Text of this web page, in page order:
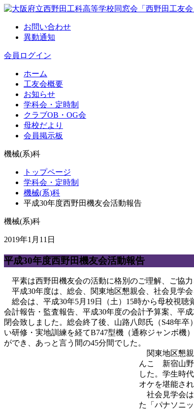
お問い合わせ
異動通知
会員ログイン
ホーム
工友会概要
お知らせ
学科会・定時制
クラブOB・OG会
母校だより
会員掲示板
機械(系)科
トップページ
学科会・定時制
機械(系)科
平成30年度西野田機友会活動報告
機械(系)科
2019年1月11日
平成30年度西野田機友会活動報告
平素は西野田機友会の活動に格別のご理解、ご協
平成30年度は、総会、関東地区懇親会、社会見学会
総会は、平成30年5月19日（土）15時から母校視聴
会計報告・監査報告、平成30年度の会計予算案、平
閉会致しました。総会終了後、山路八郎氏（S48年
い研修・実地訓練を経てB747型機（通称ジャンボ機
ができ、あっと言う間の45分間でした。
関東地区懇親
んこ 新宿山野
した。学生時
オケを堪能され
社会見学会は
た「パナソニ